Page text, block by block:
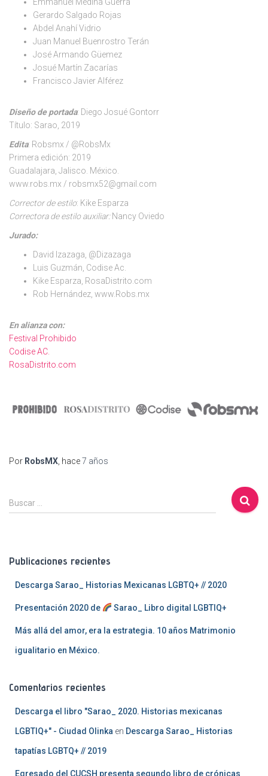
Emmanuel Medina Guerra
Gerardo Salgado Rojas
Abdel Anahí Vidrio
Juan Manuel Buenrostro Terán
José Armando Güemez
Josué Martín Zacarías
Francisco Javier Alférez
Diseño de portada: Diego Josué Gontorr
Título: Sarao, 2019
Edita: Robsmx / @RobsMx
Primera edición: 2019
Guadalajara, Jalisco. México.
www.robs.mx / robsmx52@gmail.com
Corrector de estilo: Kike Esparza
Correctora de estilo auxiliar:Nancy Oviedo
Jurado:
David Izazaga, @Dizazaga
Luis Guzmán, Codise Ac.
Kike Esparza, RosaDistrito.com
Rob Hernández, www.Robs.mx
En alianza con:
Festival Prohibido
Codise AC.
RosaDistrito.com
Por RobsMX , hace7 años
B
u
r
Buscar …
Publicaciones recientes
Descarga Sarao_ Historias Mexicanas LGBTQ+ // 2020
Presentación 2020 de Sarao_ Libro digital LGBTIQ+
Más allá del amor, era la estrategia. 10 años Matrimonio
igualitario en México.
Comentarios recientes
Descarga el libro "Sarao_ 2020. Historias mexicanas
LGBTIQ+" - Ciudad Olinka en Descarga Sarao_ Historias
tapatías LGBTQ+ // 2019
Egresado del CUCSH presenta segundo libro de crónicas